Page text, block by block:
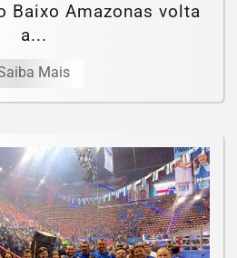
Baixo Amazonas volta
a...
Mais